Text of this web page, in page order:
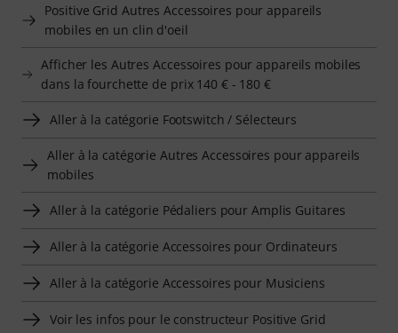
Positive Grid Autres Accessoires pour appareils
mobiles en un clin d'oeil
Afficher les Autres Accessoires pour appareils mobiles
dans la fourchette de prix 140 € - 180 €
Aller à la catégorie Footswitch / Sélecteurs
Aller à la catégorie Autres Accessoires pour appareils
mobiles
Aller à la catégorie Pédaliers pour Amplis Guitares
Aller à la catégorie Accessoires pour Ordinateurs
Aller à la catégorie Accessoires pour Musiciens
Voir les infos pour le constructeur Positive Grid